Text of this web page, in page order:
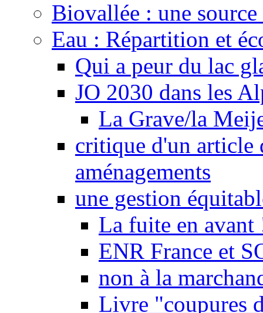
Biovallée : une
Eau : Répartition et
Qui a peur du lac
JO 2030 dans les
La Grave/la
critique d'un article
aménagements
une gestion
La fuite en avant
ENR France et
non à la
Livre "coupures